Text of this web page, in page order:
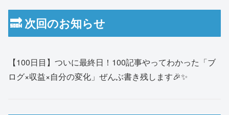
🔜 次回のお知らせ
【100日目】ついに最終日！100記事やってわかった「ブ
ログ×収益×自分の変化」ぜんぶ書き残します🎉✨